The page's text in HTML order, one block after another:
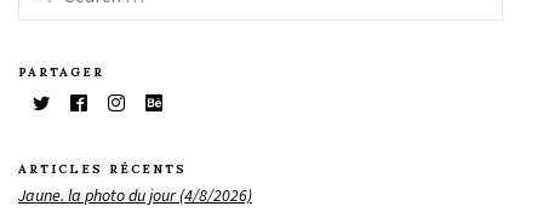
PARTAGER
ARTICLES RÉCENTS
Jaune. la photo du jour (4/8/2026)